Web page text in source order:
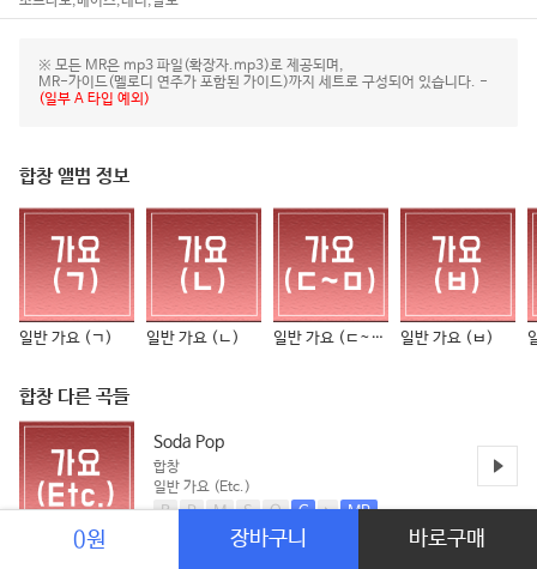
※ 모든 MR은 mp3 파일(확장자.mp3)로 제공되며,
MR-가이드(멜로디 연주가 포함된 가이드)까지 세트로 구성되어 있습니다. -
(일부 A 타입 예외)
합창 앨범 정보
일반 가요 (ㄱ) 일반 가요 (ㄴ) 일반 가요 (ㄷ~ㅁ) 일반 가요 (ㅂ)
합창 다른 곡들
Soda Pop
합창
일반 가요 (Etc.)
B P M S O C MR
0원 장바구니 바로구매